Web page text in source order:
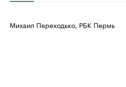
Михаил Переходько, РБК Пермь